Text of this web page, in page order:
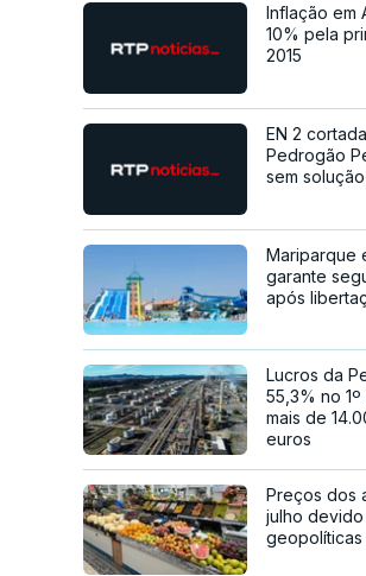
Inflação em
10% pela
2015
EN 2
Pedrogão
sem solução
Mariparque
garante
após
Lucros da
55,3% no
mais de
euros
Preços dos
julho
geopolíticas